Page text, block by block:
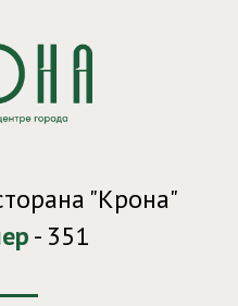
"Крона"
- 351